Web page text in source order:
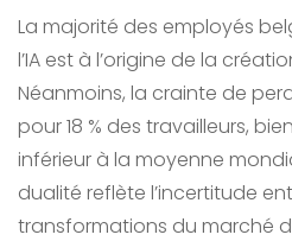
La majorité des employés
l’IA est à l’origine de la
Néanmoins, la crainte de
pour 18 % des travailleurs,
inférieur à la moyenne
dualité reflète l’incertitude
transformations du marché